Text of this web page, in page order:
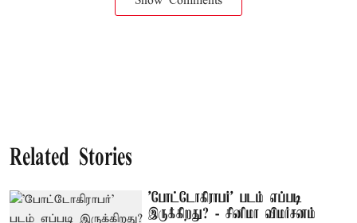
Related Stories
'போட்டோகிராபர்' படம் எப்படி
இருக்கிறது? - சினிமா விமர்சனம்